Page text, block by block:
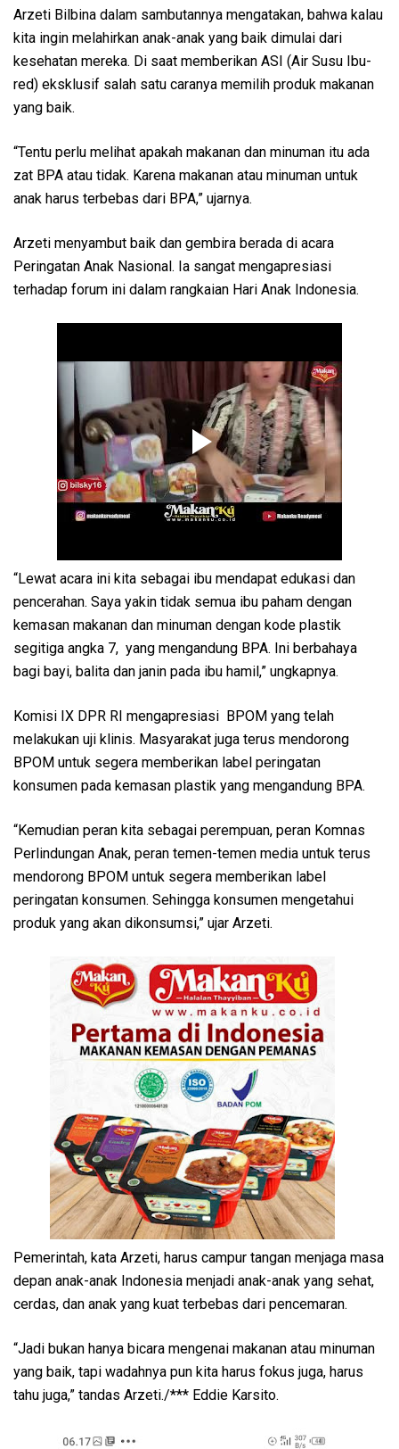
Arzeti Bilbina dalam sambutannya mengatakan, bahwa kalau
kita ingin melahirkan anak-anak yang baik dimulai dari
kesehatan mereka. Di saat memberikan ASI (Air Susu Ibu-
red) eksklusif salah satu caranya memilih produk makanan
yang baik.
“Tentu perlu melihat apakah makanan dan minuman itu ada
zat BPA atau tidak. Karena makanan atau minuman untuk
anak harus terbebas dari BPA,” ujarnya.
Arzeti menyambut baik dan gembira berada di acara
Peringatan Anak Nasional. Ia sangat mengapresiasi
terhadap forum ini dalam rangkaian Hari Anak Indonesia.
“Lewat acara ini kita sebagai ibu mendapat edukasi dan
pencerahan. Saya yakin tidak semua ibu paham dengan
kemasan makanan dan minuman dengan kode plastik
segitiga angka 7, yang mengandung BPA. Ini berbahaya
bagi bayi, balita dan janin pada ibu hamil,” ungkapnya.
Komisi IX DPR RI mengapresiasi BPOM yang telah
melakukan uji klinis. Masyarakat juga terus mendorong
BPOM untuk segera memberikan label peringatan
konsumen pada kemasan plastik yang mengandung BPA.
“Kemudian peran kita sebagai perempuan, peran Komnas
Perlindungan Anak, peran temen-temen media untuk terus
mendorong BPOM untuk segera memberikan label
peringatan konsumen. Sehingga konsumen mengetahui
produk yang akan dikonsumsi,” ujar Arzeti.
Pemerintah, kata Arzeti, harus campur tangan menjaga masa
depan anak-anak Indonesia menjadi anak-anak yang sehat,
cerdas, dan anak yang kuat terbebas dari pencemaran.
“Jadi bukan hanya bicara mengenai makanan atau minuman
yang baik, tapi wadahnya pun kita harus fokus juga, harus
tahu juga,” tandas Arzeti./*** Eddie Karsito.